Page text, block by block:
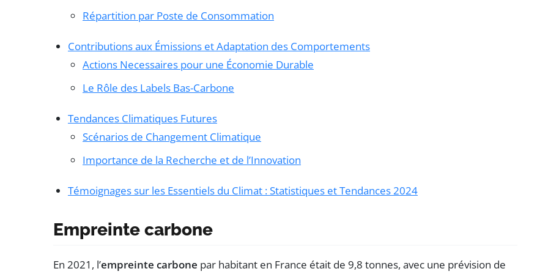
Répartition par Poste de Consommation
Contributions aux Émissions et Adaptation des Comportements
Actions Necessaires pour une Économie Durable
Le Rôle des Labels Bas-Carbone
Tendances Climatiques Futures
Scénarios de Changement Climatique
Importance de la Recherche et de l’Innovation
Témoignages sur les Essentiels du Climat : Statistiques et Tendances 2024
Empreinte carbone
En 2021, l’empreinte carbone par habitant en France était de 9,8 tonnes, avec une prévision de